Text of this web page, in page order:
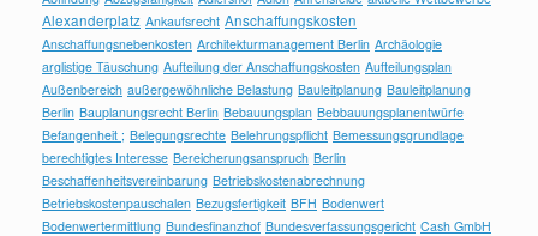
Alexanderplatz Ankaufsrecht Anschaffungskosten
Anschaffungsnebenkosten Architekturmanagement Berlin Archäologie
arglistige Täuschung Aufteilung der Anschaffungskosten Aufteilungsplan
Außenbereich außergewöhnliche Belastung Bauleitplanung Bauleitplanung
Berlin Bauplanungsrecht Berlin Bebauungsplan Bebbauungsplanentwürfe
Befangenheit ; Belegungsrechte Belehrungspflicht Bemessungsgrundlage
berechtigtes Interesse Bereicherungsanspruch Berlin
Beschaffenheitsvereinbarung Betriebskostenabrechnung
Betriebskostenpauschalen Bezugsfertigkeit BFH Bodenwert
Bodenwertermittlung Bundesfinanzhof Bundesverfassungsgericht Cash GmbH